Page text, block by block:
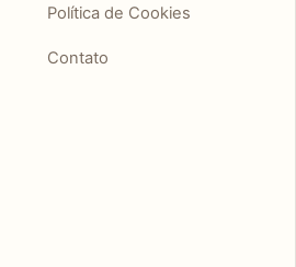
Política de Cookies
Contato